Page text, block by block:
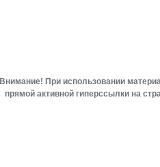
Внимание! При использовании
прямой активной гиперссылки на